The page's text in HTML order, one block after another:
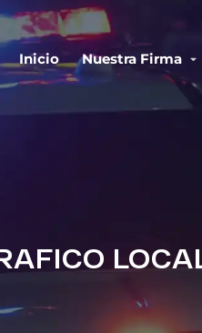
Inicio Nuestra Firma